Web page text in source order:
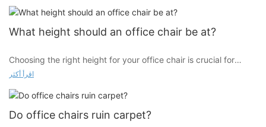
قطب
ما بين سبع إلى ثماني سنوات.
What height should an office chair be at?
Choosing the right height for your office chair is crucial for
comfort, posture, and focus, even if you’re just sitting at it to do
اقرأ أكثر
Do office chairs ruin carpet?